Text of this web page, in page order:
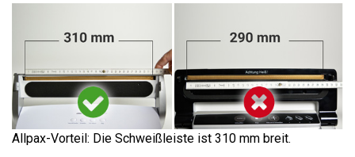
Allpax-Vorteil: Die Schweißleiste ist 310 mm breit.